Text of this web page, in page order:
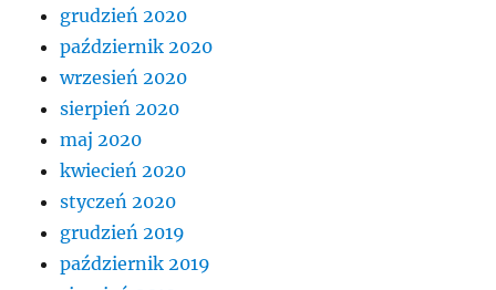
grudzień 2020
październik 2020
wrzesień 2020
sierpień 2020
maj 2020
kwiecień 2020
styczeń 2020
grudzień 2019
październik 2019